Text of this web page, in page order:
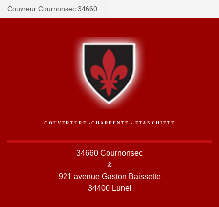
Couvreur Cournonsec 34660
COUVERTURE -CHARPENTE - ETANCHIETE
34660 Cournonsec
&
921 avenue Gaston Baissette
34400 Lunel